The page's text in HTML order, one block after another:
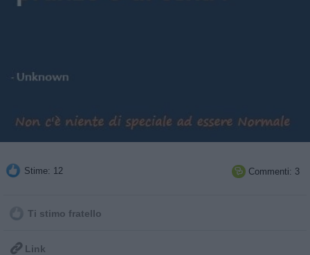
Stime: 12  Commenti: 3
Ti stimo fratello
 Link